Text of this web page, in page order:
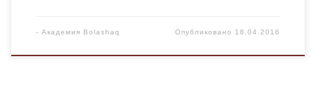
- Академия Bolashaq Опубликовано 18.04.2016